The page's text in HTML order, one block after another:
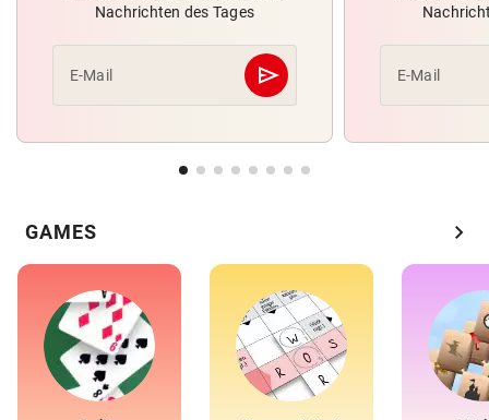
Nachrichten des Tages
E-Mail send
Abschicken E-Mail
GAMES chevron_right